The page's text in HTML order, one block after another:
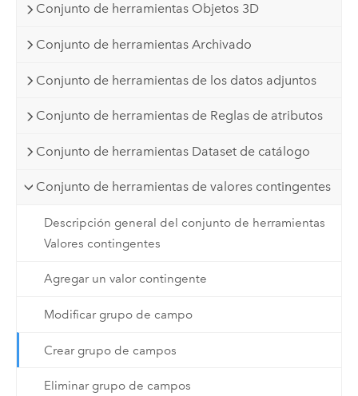
Conjunto de herramientas Objetos 3D
Conjunto de herramientas Archivado
Conjunto de herramientas de los datos adjuntos
Conjunto de herramientas de Reglas de atributos
Conjunto de herramientas Dataset de catálogo
Conjunto de herramientas de valores contingentes
Descripción general del conjunto de herramientas
Valores contingentes
Agregar un valor contingente
Modificar grupo de campo
Crear grupo de campos
Eliminar grupo de campos